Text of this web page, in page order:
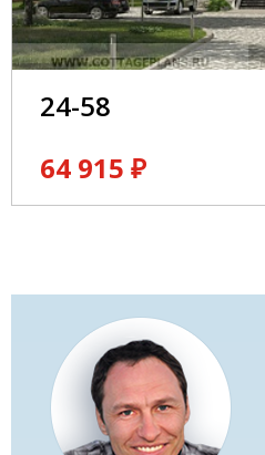
24-58
64 915 ₽